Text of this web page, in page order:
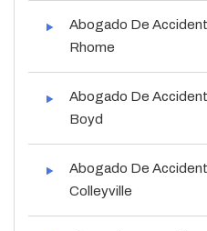
Abogado De
Rhome
Abogado De
Boyd
Abogado De
Colleyville